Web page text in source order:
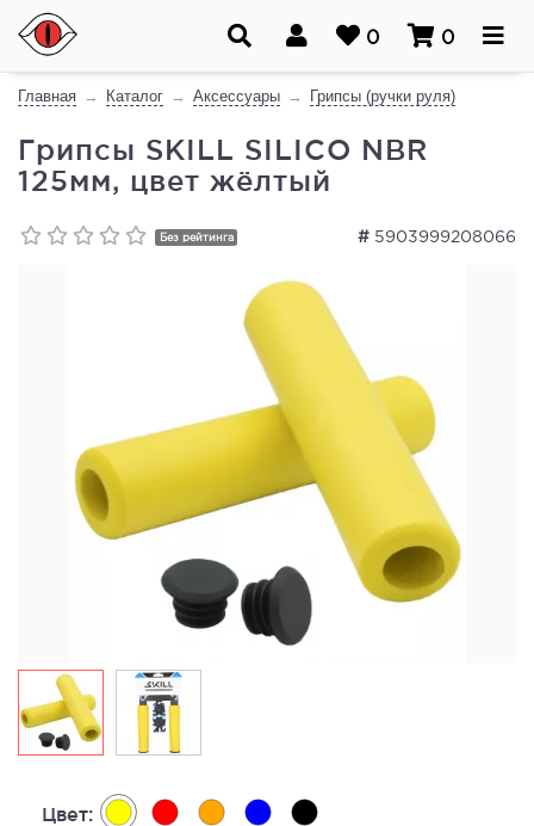
0 0
Главная Каталог Аксессуары Грипсы (ручки руля)
Грипсы SKILL SILICO NBR
125мм, цвет жёлтый
# 5903999208066
Без рейтинга
Цвет: